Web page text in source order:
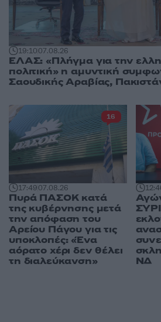
19:1007.08.26
ΕΛΑΣ: «Πλήγμα για την
πολιτική» η αμυντική
Σαουδικής Αραβίας,
17:4907.08.26
Πυρά ΠΑΣΟΚ κατά
της κυβέρνησης μετά
την απόφαση του
Αρείου Πάγου για τις
υποκλοπές: «Ένα
αόρατο χέρι δεν θέλει
τη διαλεύκανση»
16
ΝΔ